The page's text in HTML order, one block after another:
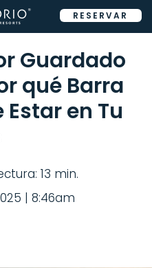
RESERVAR
Guardado
qué Barra
Estar en Tu
13 min.
| 8:46am